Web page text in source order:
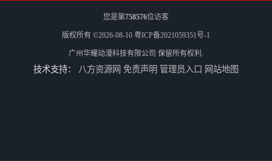
您是第758576位访客
版权所有 ©2026-08-10 粤ICP备2021059351号-1
广州华耀动漫科技有限公司 保留所有权利.
技术支持： 八方资源网 免责声明 管理员入口 网站地图